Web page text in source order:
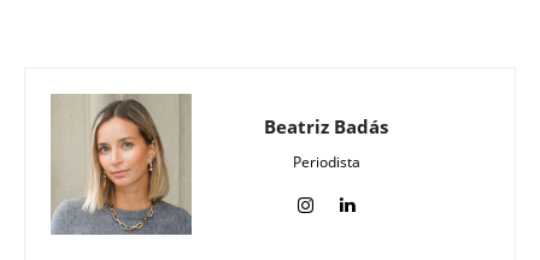
Beatriz Badás
Periodista